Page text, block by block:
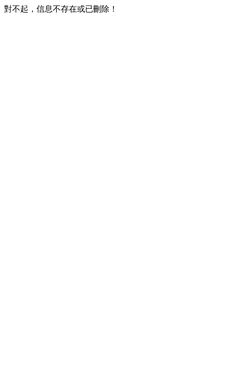
對不起，信息不存在或已刪除！